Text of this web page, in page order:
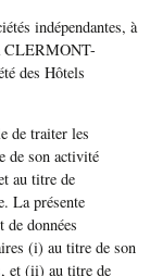
indépendantes, à
CLERMONT-
des Hôtels
de traiter les
de son activité
au titre de
La présente
données
(i) au titre de son
et (ii) au titre de